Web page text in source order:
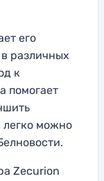
его
различных
к
помогает
можно
Zecurion